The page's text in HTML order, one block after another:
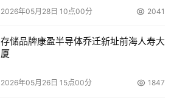
2026年05月28日 10点00分 2041
存储品牌康盈半导体乔迁新址前海人寿大
厦
2026年05月26日 15点00分 1847